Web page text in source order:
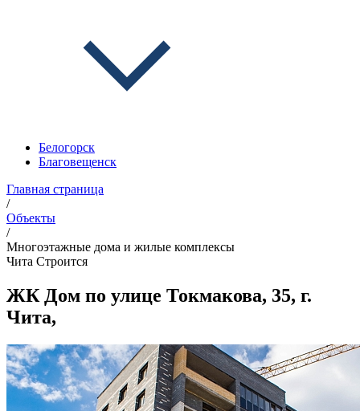
Белогорск
Благовещенск
Главная страница
/
Объекты
/
Многоэтажные дома и жилые комплексы
Чита Строится
ЖК Дом по улице Токмакова, 35, г.
Чита,